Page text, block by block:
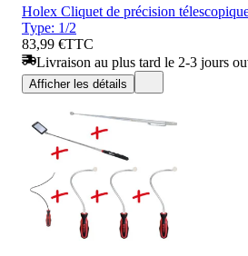
Holex Cliquet de précision
Type: 1/2
83,99 €TTC
Livraison au plus tard le 2-3 jours
Afficher les détails